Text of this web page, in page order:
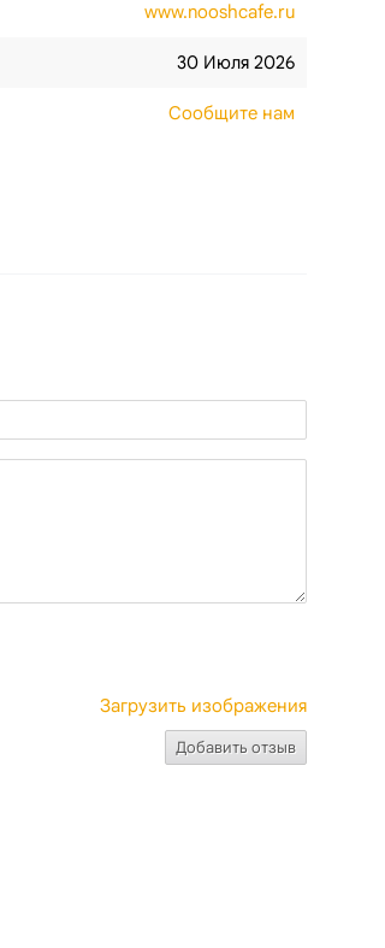
www.nooshcafe.ru
30 Июля 2026
Сообщите нам
Загрузить изображения